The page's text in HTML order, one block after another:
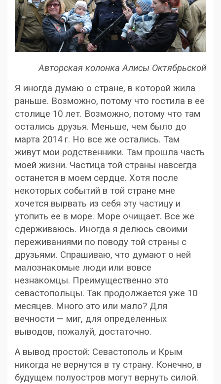
Авторская колонка Алисы Октябрьской
Я иногда думаю о стране, в которой жила
раньше. Возможно, потому что гостила в ее
столице 10 лет. Возможно, потому что там
остались друзья. Меньше, чем было до
марта 2014 г. Но все же остались. Там
живут мои родственники. Там прошла часть
моей жизни. Частица той страны навсегда
останется в моем сердце. Хотя после
некоторых событий в той стране мне
хочется вырвать из себя эту частицу и
утопить ее в море. Море очищает. Все же
сдерживаюсь. Иногда я делюсь своими
переживаниями по поводу той страны с
друзьями. Спрашиваю, что думают о ней
малознакомые люди или вовсе
незнакомцы. Преимущественно это
севастопольцы. Так продолжается уже 10
месяцев. Много это или мало? Для
вечности — миг, для определенных
выводов, пожалуй, достаточно.
А вывод простой: Севастополь и Крым
никогда не вернутся в ту страну. Конечно, в
будущем полуостров могут вернуть силой.